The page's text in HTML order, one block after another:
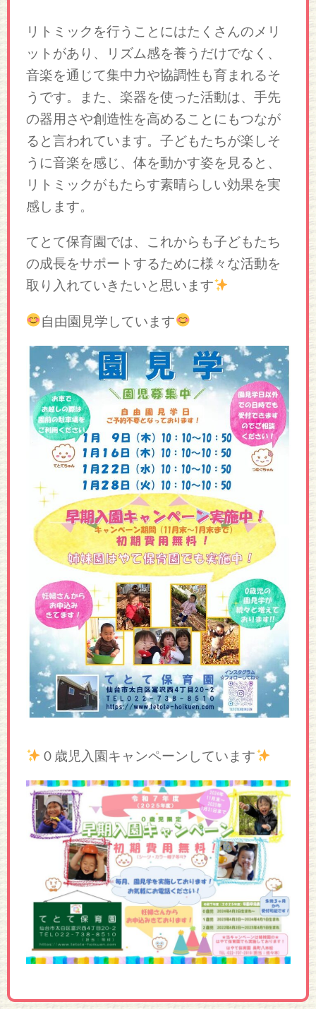
リトミックを行うことにはたくさんのメリ
ットがあり、リズム感を養うだけでなく、
音楽を通じて集中力や協調性も育まれるそ
うです。また、楽器を使った活動は、手先
の器用さや創造性を高めることにもつなが
ると言われています。子どもたちが楽しそ
うに音楽を感じ、体を動かす姿を見ると、
リトミックがもたらす素晴らしい効果を実
感します。
てとて保育園では、これからも子どもたち
の成長をサポートするために様々な活動を
取り入れていきたいと思います
自由園見学しています
０歳児入園キャンペーンしています